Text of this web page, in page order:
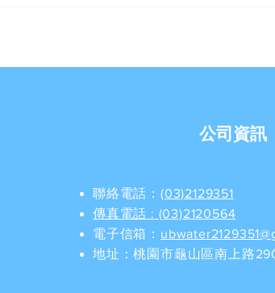
公司資訊
聯絡電話：(03)2129351
​傳真電話 : (03)2120564
電子信箱：
地址：桃園市龜山區南上路